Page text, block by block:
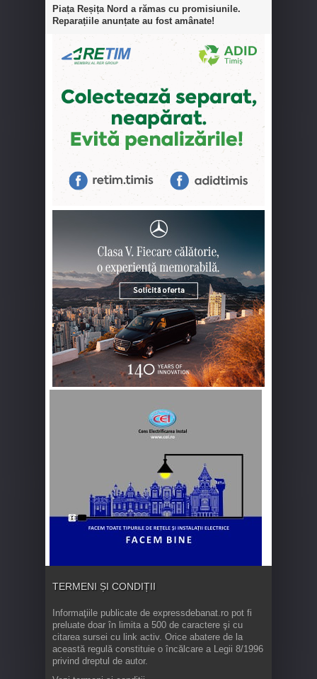
Piața Reșița Nord a rămas cu promisiunile.
Reparațiile anunțate au fost amânate!
TERMENI ȘI CONDIȚII
Informaţiile publicate de expressdebanat.ro pot fi
preluate doar în limita a 500 de caractere şi cu
citarea sursei cu link activ. Orice abatere de la
această regulă constituie o încălcare a Legii 8/1996
privind dreptul de autor.